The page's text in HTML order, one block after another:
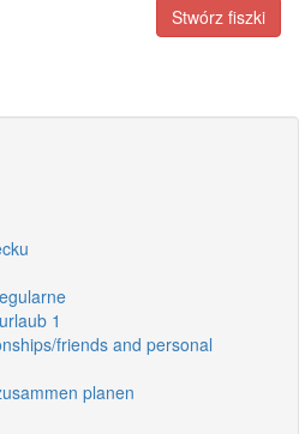
Stwórz fiszki
1
friends and personal
planen